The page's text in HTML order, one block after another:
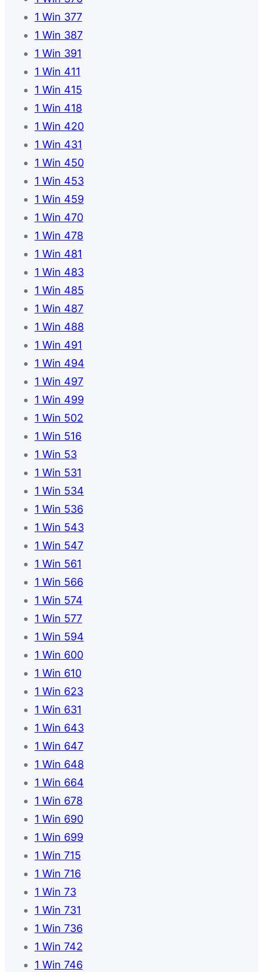
1 Win 377
1 Win 387
1 Win 391
1 Win 411
1 Win 415
1 Win 418
1 Win 420
1 Win 431
1 Win 450
1 Win 453
1 Win 459
1 Win 470
1 Win 478
1 Win 481
1 Win 483
1 Win 485
1 Win 487
1 Win 488
1 Win 491
1 Win 494
1 Win 497
1 Win 499
1 Win 502
1 Win 516
1 Win 53
1 Win 531
1 Win 534
1 Win 536
1 Win 543
1 Win 547
1 Win 561
1 Win 566
1 Win 574
1 Win 577
1 Win 594
1 Win 600
1 Win 610
1 Win 623
1 Win 631
1 Win 643
1 Win 647
1 Win 648
1 Win 664
1 Win 678
1 Win 690
1 Win 699
1 Win 715
1 Win 716
1 Win 73
1 Win 731
1 Win 736
1 Win 742
1 Win 746